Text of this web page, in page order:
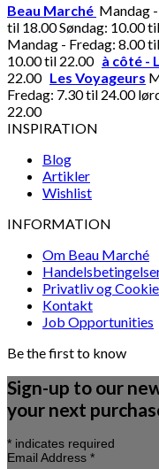
Beau Marché Mandag
til 18.00 Søndag: 10.00
Mandag - Fredag: 8.00
10.00 til 22.00 à côté -
22.00 Les Voyageurs
Fredag: 7.30 til 24.00
22.00
INSPIRATION
Blog
Artikler
Wishlist
INFORMATION
Om Beau Marché
Privatliv og
Kontakt
Job Opportunities
Be the first to know
Sign-up to our
your next
* indicates required
Email Address *